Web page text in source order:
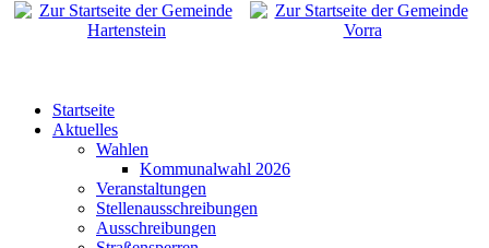
Startseite
Aktuelles
Wahlen
Kommunalwahl 2026
Veranstaltungen
Stellenausschreibungen
Ausschreibungen